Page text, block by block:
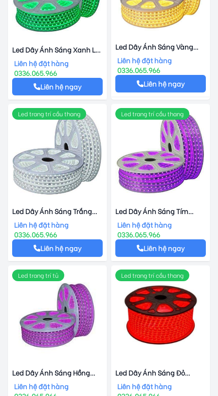
Led Dây Ánh Sáng Xanh Lá
Duhal 6w
Liên hệ đặt hàng
0336.065.966
Liên hệ ngay
Led Dây Ánh Sáng Vàng
Duhal 6w
Liên hệ đặt hàng
0336.065.966
Liên hệ ngay
Led trang trí cầu thang
Led Dây Ánh Sáng Trắng
Duhal 6w
Liên hệ đặt hàng
0336.065.966
Liên hệ ngay
Led trang trí cầu thang
Led Dây Ánh Sáng Tím
Duhal 6w
Liên hệ đặt hàng
0336.065.966
Liên hệ ngay
Led trang trí tủ
Led Dây Ánh Sáng Hồng
Duhal 6w
Liên hệ đặt hàng
Led trang trí cầu thang
Led Dây Ánh Sáng Đỏ
Duhal 6w
Liên hệ đặt hàng